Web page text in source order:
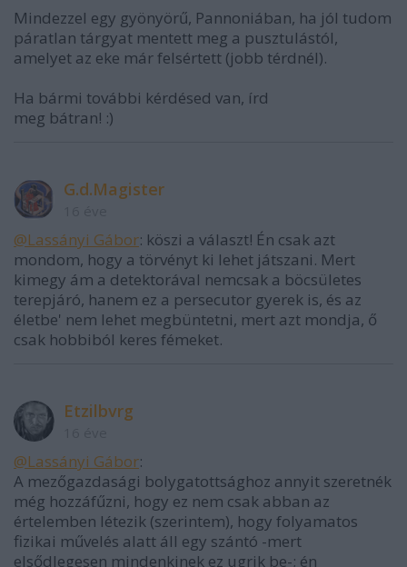
Mindezzel egy gyönyörű, Pannoniában, ha jól tudom
páratlan tárgyat mentett meg a pusztulástól,
amelyet az eke már felsértett (jobb térdnél).
Ha bármi további kérdésed van, írd
meg bátran! :)
G.d.Magister
@Lassányi Gábor: köszi a választ! Én csak azt
mondom, hogy a törvényt ki lehet játszani. Mert
kimegy ám a detektorával nemcsak a böcsületes
terepjáró, hanem ez a persecutor gyerek is, és az
életbe' nem lehet megbüntetni, mert azt mondja, ő
csak hobbiból keres fémeket.
Etzilbvrg
@Lassányi Gábor:
A mezőgazdasági bolygatottsághoz annyit szeretnék
még hozzáfűzni, hogy ez nem csak abban az
értelemben létezik (szerintem), hogy folyamatos
fizikai művelés alatt áll egy szántó -mert
elsődlegesen mindenkinek ez ugrik be-; én